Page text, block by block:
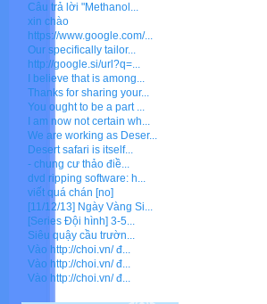
Câu trả lời "Methanol...
xin chào
https://www.google.com/...
Our specifically tailor...
http://google.si/url?q=...
I believe that is among...
Thanks for sharing your...
You ought to be a part ...
I am now not certain wh...
We are working as Deser...
Desert safari is itself...
- chung cư thảo điề...
dvd ripping software: h...
viết quá chán [no]
[11/12/13] Ngày Vàng Si...
[Series Đội hình] 3-5...
Siêu quậy cầu trườn...
Vào http://choi.vn/ đ...
Vào http://choi.vn/ đ...
Vào http://choi.vn/ đ...